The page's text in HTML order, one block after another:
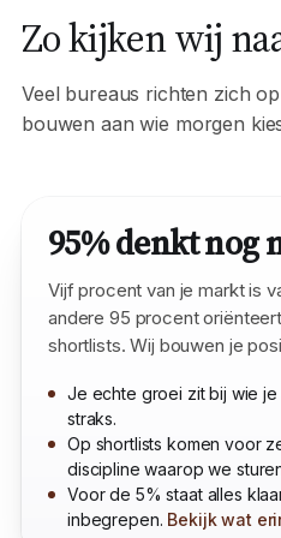
ONZE OVERTUIGING
Zo kijken wij
Veel bureaus richten zich op
95% denkt nog
Vijf procent van je markt is
andere 95 procent
shortlists. Wij bouwen je
Je echte groei zit bij wie je
straks.
Op shortlists komen voor
discipline waarop we sturen.
Voor de 5% staat alles